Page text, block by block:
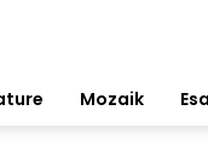
Mozaik